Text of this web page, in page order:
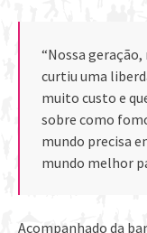
“Nossa
curtiu uma
muito custo e
sobre como
mundo precisa
mundo melhor
Acompanhado da